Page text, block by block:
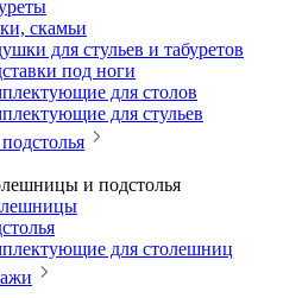
скамьи
для стульев и табуретов
под ноги
для столов
для стульев
и подстолья
для столешниц